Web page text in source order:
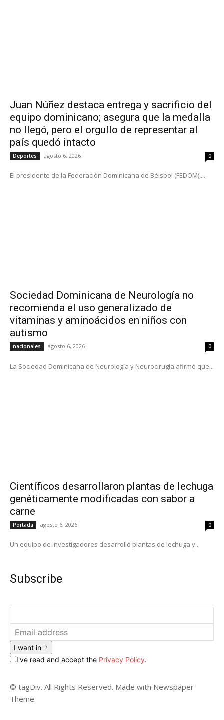
Juan Núñez destaca entrega y sacrificio del
equipo dominicano; asegura que la medalla
no llegó, pero el orgullo de representar al
país quedó intacto
Deportes agosto 6, 2026 0
El presidente de la Federación Dominicana de Béisbol (FEDOM),...
Sociedad Dominicana de Neurología no
recomienda el uso generalizado de
vitaminas y aminoácidos en niños con
autismo
nacionales agosto 6, 2026 0
La Sociedad Dominicana de Neurología y Neurocirugía afirmó que...
Científicos desarrollaron plantas de lechuga
genéticamente modificadas con sabor a
carne
Portada agosto 6, 2026 0
Un equipo de investigadores desarrolló plantas de lechuga y...
Subscribe
I want in
I've read and accept the Privacy Policy.
© tagDiv. All Rights Reserved. Made with Newspaper
Theme.